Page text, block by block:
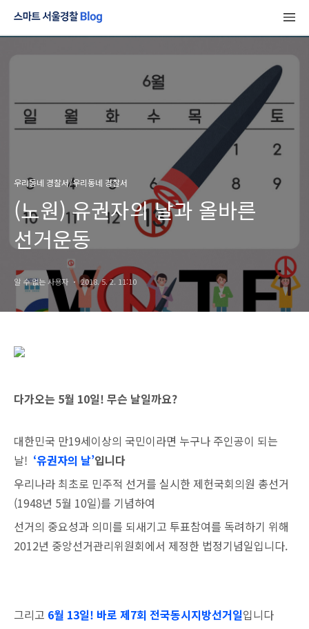
우리동네 경찰서/우리동네 경찰서
(노원) 유권자의 날과 올바른
선거운동
알 수 없는 사용자 2018. 5. 2. 11:10
다가오는 5월 10일! 무슨 날일까요?
대한민국 만19세이상의 국민이라면 누구나 주인공이 되는
날! ‘유권자의 날’입니다
우리나라 최초로 민주적 선거를 실시한 제헌국회의원 총선거
(1948년 5월 10일)를 기념하여
선거의 중요성과 의미를 되새기고 투표참여를 독려하기 위해
2012년 중앙선거관리위원회에서 제정한 법정기념일입니다.
그리고 6월 13일! 바로 제7회 전국동시지방선거일입니다